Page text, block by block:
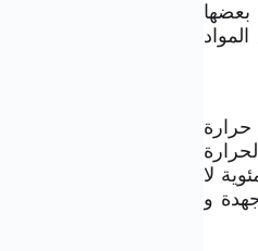
ويل ما بين 2 و 5 درجات مئوية لا
و